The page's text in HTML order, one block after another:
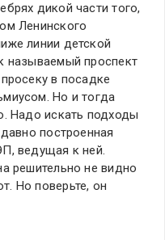
дикой части того,
Ленинского
линии детской
называемый проспект
в посадке
Но и тогда
Надо искать подходы
построенная
ведущая к ней.
решительно не видно
Но поверьте, он